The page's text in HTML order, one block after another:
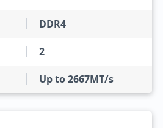
DDR4
2
Up to 2667MT/s